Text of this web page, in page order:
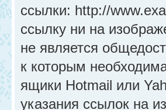
ссылки: http://
ссылку ни на
не является
к которым
ящики Hotmail или
указания ссылок на